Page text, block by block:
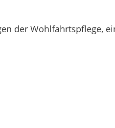
der Wohlfahrtspflege,